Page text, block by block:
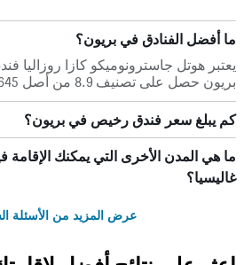
ما أفضل الفنادق في بريون؟
يعتبر هوتل جاسترونوميكو كازا روزاليا
بريون حصل على تصنيف 8.9 من أصل 645 من التقييمات.
كم يبلغ سعر فندق رخيص في بريون؟
ما هي المدن الأخرى التي يمكنك الإقامة
غاليسيا؟
عرض المزيد من الأسئلة